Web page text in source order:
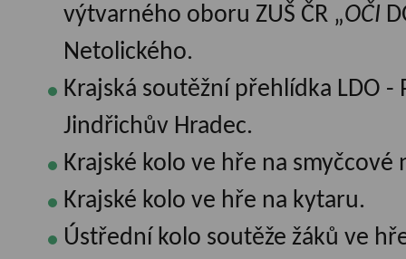
výtvarného oboru ZUŠ ČR „OČI
Netolického.
Krajská soutěžní přehlídka LDO -
Jindřichův Hradec.
Krajské kolo ve hře na smyčcové
Krajské kolo ve hře na kytaru.
Ústřední kolo soutěže žáků ve